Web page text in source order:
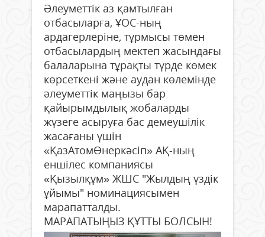
Әлеуметтік аз қамтылған
отбасыларға, ҰОС-ның
ардагерлеріне, тұрмысы төмен
отбасылардың мектеп жасындағы
балаларына тұрақты түрде көмек
көрсеткені және аудан көлемінде
әлеуметтік маңызы бар
қайырымдылық жобаларды
жүзеге асыруға бас демеушілік
жасағаны үшін
«ҚазАтомӨнеркәсіп» АҚ-ның
еншілес компаниясы
«Қызылқұм» ЖШС "Жылдың үздік
ұйымы" номинациясымен
марапатталды.
МАРАПАТЫҢЫЗ ҚҰТТЫ БОЛСЫН!